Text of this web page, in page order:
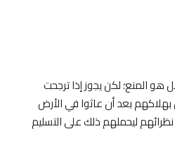
المنع؛ لكن يجوز إذا ترجحت
بعد أن عاثوا في الأرض
ليحملهم ذلك على التسليم